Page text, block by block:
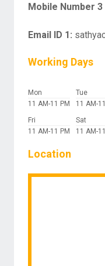
Mobile Number 3
Email ID 1:
Working Days
Mon
11 AM-11 PM
Tue
11 AM-
Fri
11 AM-11 PM
Sat
11 AM-
Location